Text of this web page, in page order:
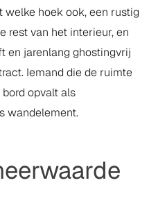
hoek ook, een rustig
rest van het interieur, en
en jarenlang ghostingvrij
Iemand die de ruimte
opvalt als
wandelement.